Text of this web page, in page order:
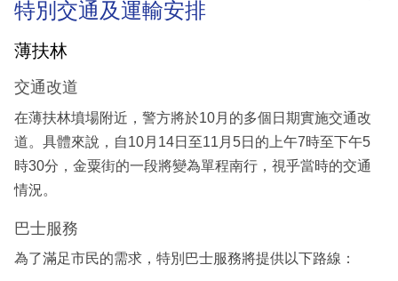
特別交通及運輸安排
薄扶林
交通改道
在薄扶林墳場附近，警方將於10月的多個日期實施交通改
道。具體來說，自10月14日至11月5日的上午7時至下午5
時30分，金粟街的一段將變為單程南行，視乎當時的交通
情況。
巴士服務
為了滿足市民的需求，特別巴士服務將提供以下路線：